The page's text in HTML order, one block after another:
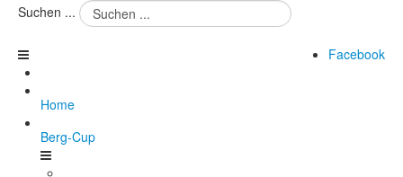
Suchen ...
Facebook
Home
Berg-Cup